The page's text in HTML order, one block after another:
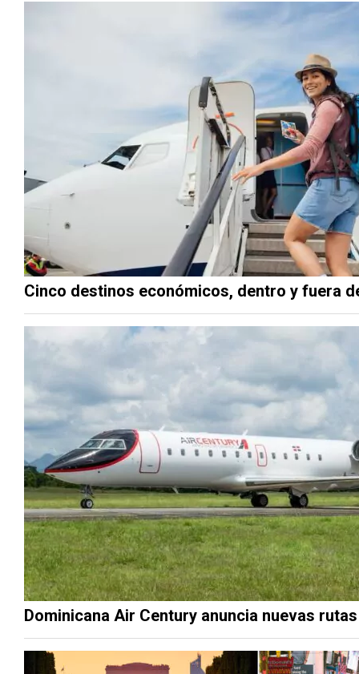
Cinco destinos económicos, dentro y fuera
Dominicana Air Century anuncia nuevas